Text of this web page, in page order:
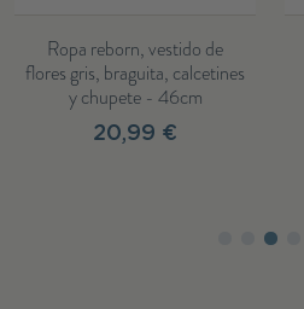
Ropa reborn, vestido de
flores gris, braguita, calcetines
y chupete - 46cm
20,99 €